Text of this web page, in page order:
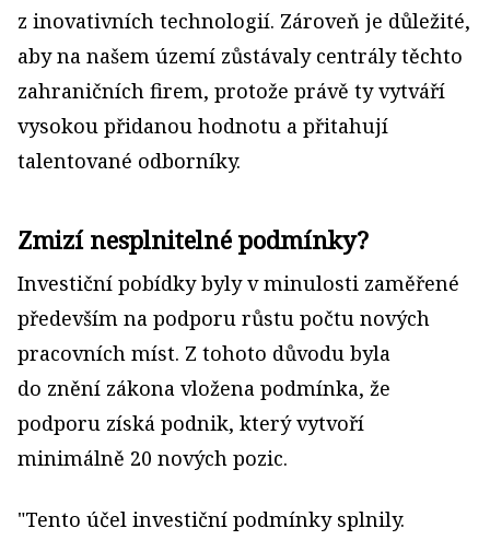
z inovativních technologií. Zároveň je důležité,
aby na našem území zůstávaly centrály těchto
zahraničních firem, protože právě ty vytváří
vysokou přidanou hodnotu a přitahují
talentované odborníky.
Zmizí nesplnitelné podmínky?
Investiční pobídky byly v minulosti zaměřené
především na podporu růstu počtu nových
pracovních míst. Z tohoto důvodu byla
do znění zákona vložena podmínka, že
podporu získá podnik, který vytvoří
minimálně 20 nových pozic.
"Tento účel investiční podmínky splnily.